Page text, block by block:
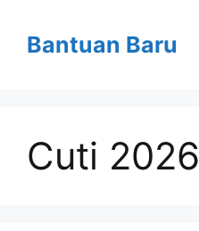
contentBantuan Baru
Cuti 2026